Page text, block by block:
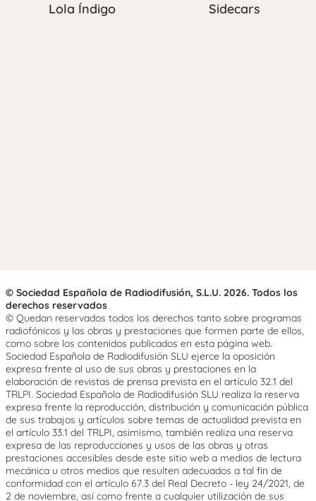
Lola Índigo Sidecars
© Sociedad Española de Radiodifusión, S.L.U. 2026. Todos los
derechos reservados
© Quedan reservados todos los derechos tanto sobre programas
radiofónicos y las obras y prestaciones que formen parte de ellos,
como sobre los contenidos publicados en esta página web.
Sociedad Española de Radiodifusión SLU ejerce la oposición
expresa frente al uso de sus obras y prestaciones en la
elaboración de revistas de prensa prevista en el artículo 32.1 del
TRLPI. Sociedad Española de Radiodifusión SLU realiza la reserva
expresa frente la reproducción, distribución y comunicación pública
de sus trabajos y artículos sobre temas de actualidad prevista en
el artículo 33.1 del TRLPI, asimismo, también realiza una reserva
expresa de las reproducciones y usos de las obras y otras
prestaciones accesibles desde este sitio web a medios de lectura
mecánica u otros medios que resulten adecuados a tal fin de
conformidad con el artículo 67.3 del Real Decreto - ley 24/2021, de
2 de noviembre, así como frente a cualquier utilización de sus